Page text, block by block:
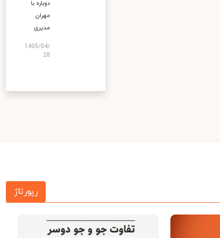
دوباره با
مهران
مدیری
1405/04/
28
رپورتاژ